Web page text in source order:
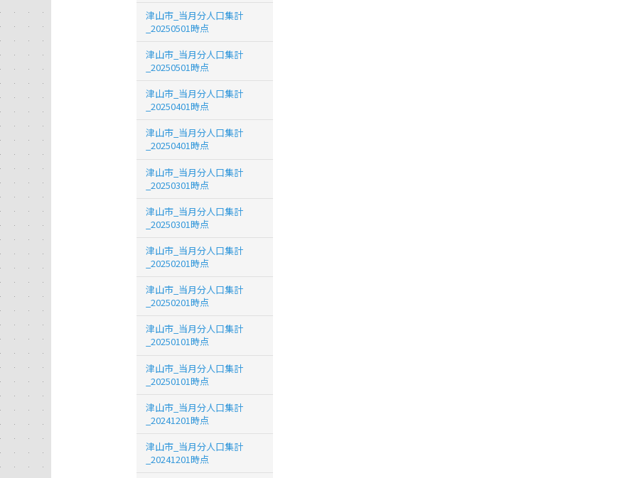
津山市_当月分人口集計
_20250501時点
津山市_当月分人口集計
_20250501時点
津山市_当月分人口集計
_20250401時点
津山市_当月分人口集計
_20250401時点
津山市_当月分人口集計
_20250301時点
津山市_当月分人口集計
_20250301時点
津山市_当月分人口集計
_20250201時点
津山市_当月分人口集計
_20250201時点
津山市_当月分人口集計
_20250101時点
津山市_当月分人口集計
_20250101時点
津山市_当月分人口集計
_20241201時点
津山市_当月分人口集計
_20241201時点